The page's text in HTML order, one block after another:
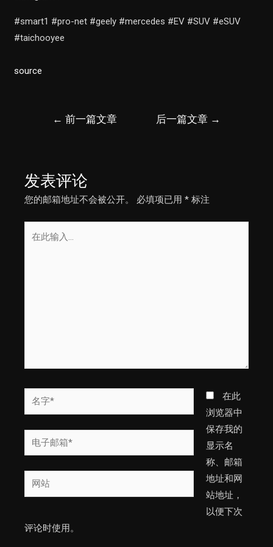
#smart1 #pro-net #geely #mercedes #EV #SUV #eSUV
#taichooyee
source
← 前一篇文章 后一篇文章 →
发表评论
您的邮箱地址不会被公开。 必填项已用* 标注
字
*
电
子
邮
箱
网
站
在此
浏览器中
保存我的
显示名
称、邮箱
地址和网
站地址，
以便下次
评论时使用。